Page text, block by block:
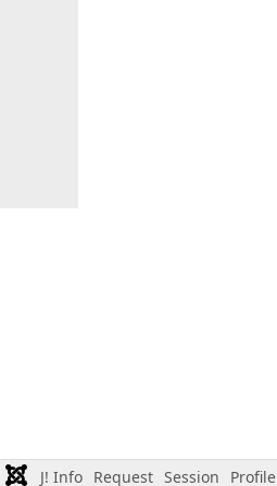
J! Info Request Session Profile